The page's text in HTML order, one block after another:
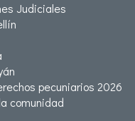
Judiciales
pecuniarios 2026
comunidad